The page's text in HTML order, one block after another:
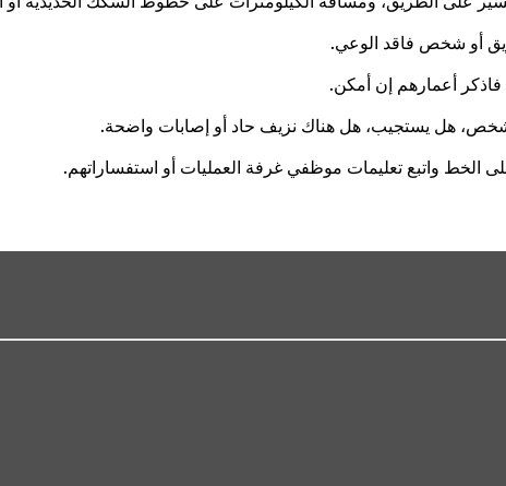
أو شخص فاقد الوعي.
فاذكر أعمارهم إن أمكن.
هل يستجيب، هل هناك نزيف حاد أو إصابات واضحة.
واتبع تعليمات موظفي غرفة العمليات أو استفساراتهم.